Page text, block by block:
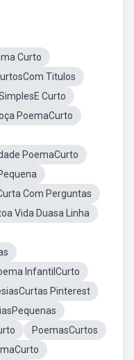
Curto
Titulos
Curto
PoemaCurto
PoemaCurto
Com Perguntas
Vida Duasa Linha
InfantilCurto
Pinterest
PoemasCurtos